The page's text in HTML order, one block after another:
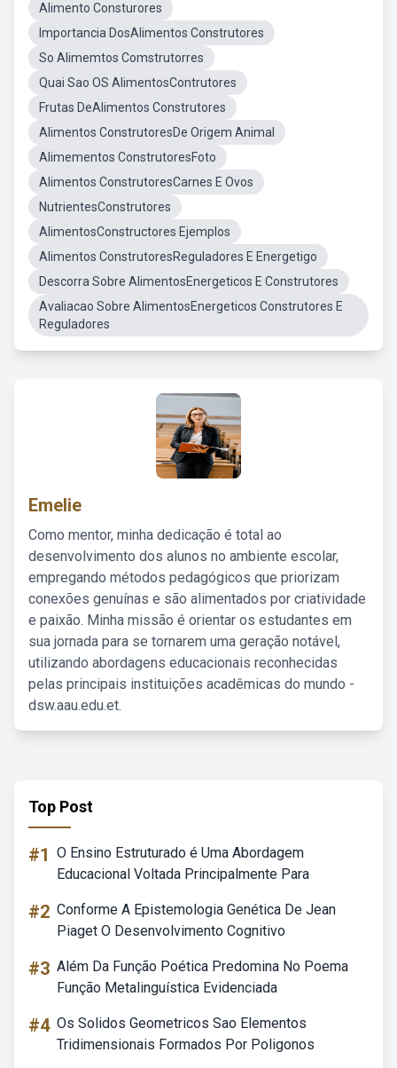
Alimento Consturores
Importancia DosAlimentos Construtores
So Alimemtos Comstrutorres
Quai Sao OS AlimentosContrutores
Frutas DeAlimentos Construtores
Alimentos ConstrutoresDe Origem Animal
Alimementos ConstrutoresFoto
Alimentos ConstrutoresCarnes E Ovos
NutrientesConstrutores
AlimentosConstructores Ejemplos
Alimentos ConstrutoresReguladores E Energetigo
Descorra Sobre AlimentosEnergeticos E Construtores
Avaliacao Sobre AlimentosEnergeticos Construtores E
Reguladores
Emelie
Como mentor, minha dedicação é total ao
desenvolvimento dos alunos no ambiente escolar,
empregando métodos pedagógicos que priorizam
conexões genuínas e são alimentados por criatividade
e paixão. Minha missão é orientar os estudantes em
sua jornada para se tornarem uma geração notável,
utilizando abordagens educacionais reconhecidas
pelas principais instituições acadêmicas do mundo -
dsw.aau.edu.et.
Top Post
#1 O Ensino Estruturado é Uma Abordagem
Educacional Voltada Principalmente Para
#2 Conforme A Epistemologia Genética De Jean
Piaget O Desenvolvimento Cognitivo
#3 Além Da Função Poética Predomina No Poema
Função Metalinguística Evidenciada
#4 Os Solidos Geometricos Sao Elementos
Tridimensionais Formados Por Poligonos